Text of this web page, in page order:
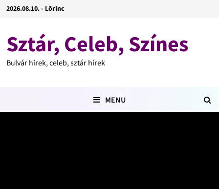
2026.08.10. - Lõrinc
Sztár, Celeb, Színes
Bulvár hírek, celeb, sztár hírek
MENU